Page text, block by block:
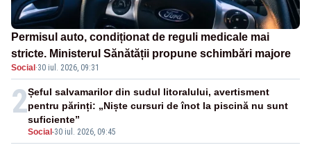
Permisul auto, condiționat de reguli medicale mai
stricte. Ministerul Sănătății propune schimbări majore
Social ·30 iul. 2026, 09:31
2
Social -30 iul. 2026, 09:45
Șeful salvamarilor din sudul litoralului, avertisment
pentru părinți: „Niște cursuri de înot la piscină nu sunt
suficiente”